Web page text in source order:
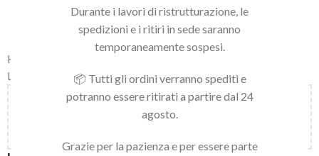
Durante i lavori di ristrutturazione, le
spedizioni e i ritiri in sede saranno
temporaneamente sospesi.
📦 Tutti gli ordini verranno spediti e
potranno essere ritirati a partire dal 24
agosto.
Grazie per la pazienza e per essere parte
Home
LIME E BUFFER
al carrello e ottieni la spedizione